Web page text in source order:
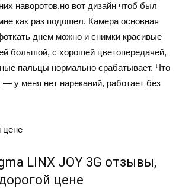
наворотов,но вот дизайн чтоб был
как раз подошел. Камера основная
днем можно и снимки красивые
большой, с хорошей цветопередачей,
пальцы нормально срабатывает. Что
— у меня нет нареканий, работает без
цене
LINX JOY 3G отзывы,
цене